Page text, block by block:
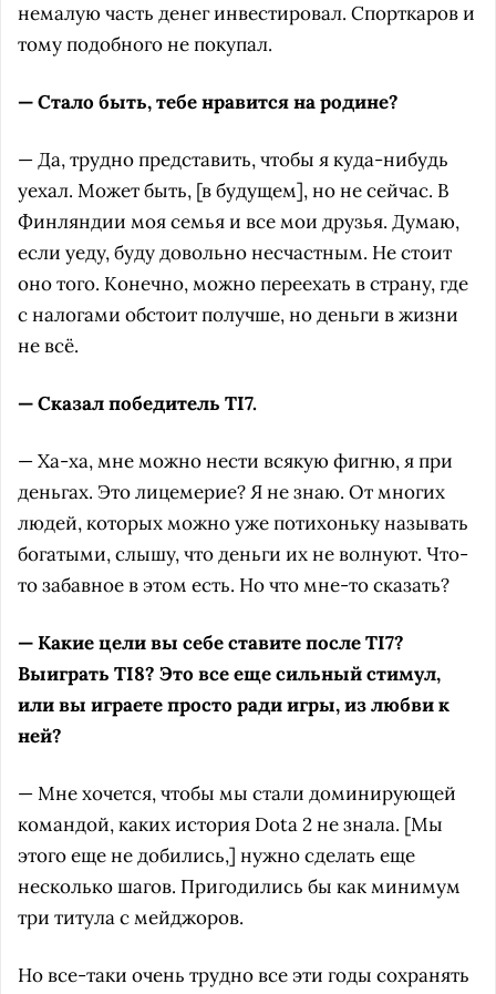
немалую часть денег инвестировал. Спорткаров и
тому подобного не покупал.
— Стало быть, тебе нравится на родине?
— Да, трудно представить, чтобы я куда-нибудь
уехал. Может быть, [в будущем], но не сейчас. В
Финляндии моя семья и все мои друзья. Думаю,
если уеду, буду довольно несчастным. Не стоит
оно того. Конечно, можно переехать в страну, где
с налогами обстоит получше, но деньги в жизни
не всё.
— Сказал победитель TI7.
— Ха-ха, мне можно нести всякую фигню, я при
деньгах. Это лицемерие? Я не знаю. От многих
людей, которых можно уже потихоньку называть
богатыми, слышу, что деньги их не волнуют. Что-
то забавное в этом есть. Но что мне-то сказать?
— Какие цели вы себе ставите после TI7?
Выиграть TI8? Это все еще сильный стимул,
или вы играете просто ради игры, из любви к
ней?
— Мне хочется, чтобы мы стали доминирующей
командой, каких история Dota 2 не знала. [Мы
этого еще не добились,] нужно сделать еще
несколько шагов. Пригодились бы как минимум
три титула с мейджоров.
Но все-таки очень трудно все эти годы сохранять